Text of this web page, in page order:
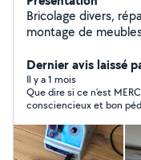
Bricolage divers,
montage de
etc...),
de portes.
Dernier avis laissé
Il y a 1 mois
Que dire si ce n’est
consciencieux et bon